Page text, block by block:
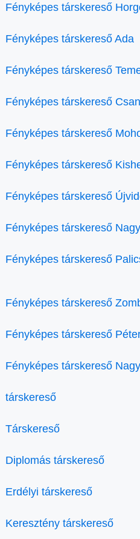
Fényképes társkereső
Fényképes társkereső Ada
Fényképes társkereső
Fényképes társkereső
Fényképes társkereső
Fényképes társkereső
Fényképes társkereső
Fényképes társkereső
Fényképes társkereső
Fényképes társkereső
Fényképes társkereső
Fényképes társkereső
társkereső
Társkereső
Diplomás társkereső
Erdélyi társkereső
Keresztény társkereső